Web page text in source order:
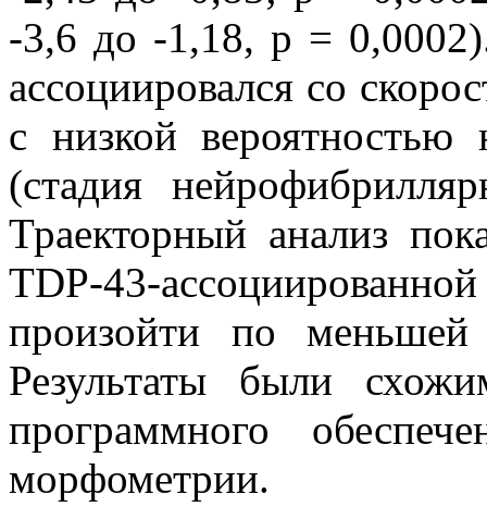
-3,6 до -1,18, p =
ассоциировался со
с низкой вероятностью
(стадия
Траекторный анализ
TDP-43-
произойти по
Результаты были
программного
морфометрии.